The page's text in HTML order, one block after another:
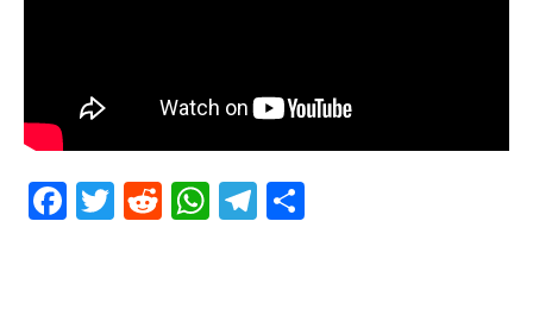
Facebook
Twitter
RedditWhatsApp
Telegram